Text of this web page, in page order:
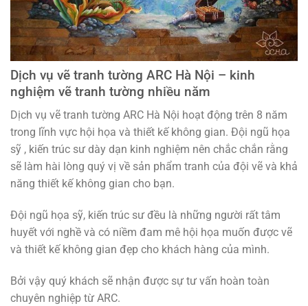
Dịch vụ vẽ tranh tường ARC Hà Nội – kinh
nghiệm vẽ tranh tường nhiều năm
Dịch vụ vẽ tranh tường ARC Hà Nội hoạt động trên 8 năm
trong lĩnh vực hội họa và thiết kế không gian. Đội ngũ họa
sỹ , kiến trúc sư dày dạn kinh nghiệm nên chắc chắn rằng
sẽ làm hài lòng quý vị về sản phẩm tranh của đội vẽ và khả
năng thiết kế không gian cho bạn.
Đội ngũ họa sỹ, kiến trúc sư đều là những người rất tâm
huyết với nghề và có niềm đam mê hội họa muốn được vẽ
và thiết kế không gian đẹp cho khách hàng của mình.
Bởi vậy quý khách sẽ nhận được sự tư vấn hoàn toàn
chuyên nghiệp từ ARC.